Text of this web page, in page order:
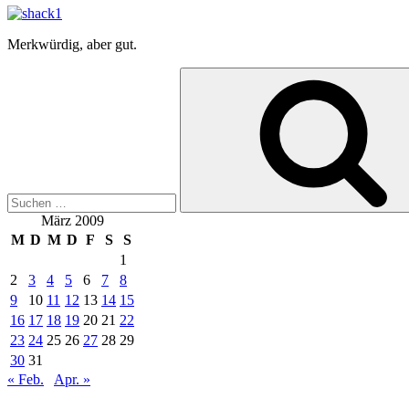
Merkwürdig, aber gut.
März 2009
M D M D F S
S
1
2
3 4 5 6 7
8
9
10 11 12 13 14 15
16 17 18 19 20 21 22
23 24 25 26 27 28 29
30 31
« Feb.
Apr. »